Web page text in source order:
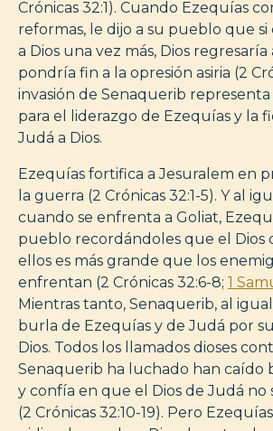
Crónicas 32:1). Cuando Ezequías
reformas, le dijo a su pueblo que
a Dios una vez más, Dios
pondría fin a la opresión asiria (2
invasión de Senaquerib
para el liderazgo de Ezequías y la
Judá a Dios.
Ezequías fortifica a Jesuralem en
la guerra (2 Crónicas 32:1-5). Y al
cuando se enfrenta a Goliat,
pueblo recordándoles que el Dios
ellos es más grande que los
enfrentan (2 Crónicas 32:6-8; 1
Mientras tanto, Senaquerib, al
burla de Ezequías y de Judá por
Dios. Todos los llamados dioses
Senaquerib ha luchado han caído
y confía en que el Dios de Judá no
(2 Crónicas 32:10-19). Pero